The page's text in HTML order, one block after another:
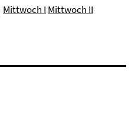
Mittwoch I Mittwoch II